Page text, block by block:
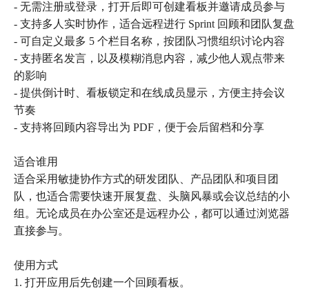
- 无需注册或登录，打开后即可创建看板并邀请成员参与
- 支持多人实时协作，适合远程进行 Sprint 回顾和团队复盘
- 可自定义最多 5 个栏目名称，按团队习惯组织讨论内容
- 支持匿名发言，以及模糊消息内容，减少他人观点带来
的影响
- 提供倒计时、看板锁定和在线成员显示，方便主持会议
节奏
- 支持将回顾内容导出为 PDF，便于会后留档和分享
适合谁用
适合采用敏捷协作方式的研发团队、产品团队和项目团
队，也适合需要快速开展复盘、头脑风暴或会议总结的小
组。无论成员在办公室还是远程办公，都可以通过浏览器
直接参与。
使用方式
1. 打开应用后先创建一个回顾看板。